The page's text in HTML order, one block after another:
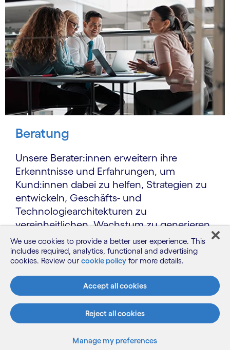
Beratung
Unsere Berater:innen erweitern ihre
Erkenntnisse und Erfahrungen, um
Kund:innen dabei zu helfen, Strategien zu
entwickeln, Geschäfts- und
Technologiearchitekturen zu
vereinheitlichen, Wachstum zu generieren
und Wettbewerbsvorteile zu ermöglichen.
Mehr erfahren
We use cookies to provide a better user experience. This
includes required, analytics, functional and advertising
cookies. Review our cookie policy for more details.
Accept all cookies
Reject all cookies
Manage my preferences